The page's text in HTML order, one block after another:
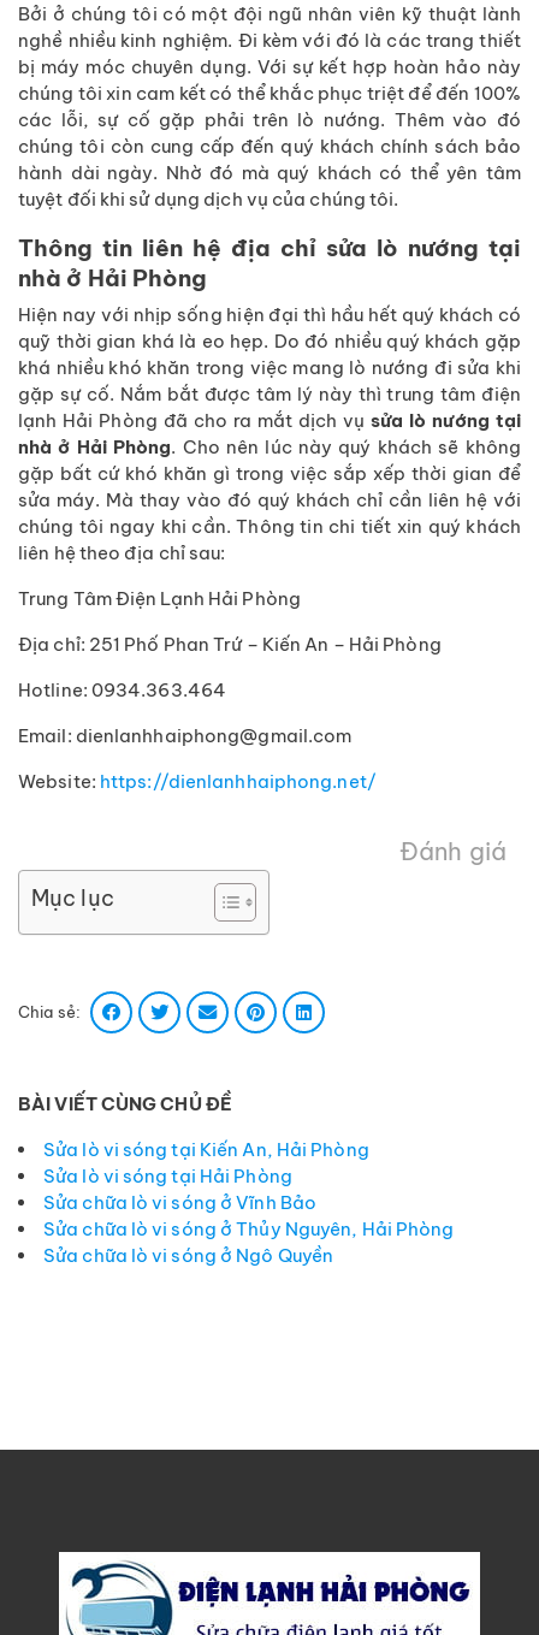
Bởi ở chúng tôi có một đội ngũ nhân viên kỹ thuật lành
nghề nhiều kinh nghiệm. Đi kèm với đó là các trang thiết
bị máy móc chuyên dụng. Với sự kết hợp hoàn hảo này
chúng tôi xin cam kết có thể khắc phục triệt để đến 100%
các lỗi, sự cố gặp phải trên lò nướng. Thêm vào đó
chúng tôi còn cung cấp đến quý khách chính sách bảo
hành dài ngày. Nhờ đó mà quý khách có thể yên tâm
tuyệt đối khi sử dụng dịch vụ của chúng tôi.
Thông tin liên hệ địa chỉ sửa lò nướng tại
nhà ở Hải Phòng
Hiện nay với nhịp sống hiện đại thì hầu hết quý khách có
quỹ thời gian khá là eo hẹp. Do đó nhiều quý khách gặp
khá nhiều khó khăn trong việc mang lò nướng đi sửa khi
gặp sự cố. Nắm bắt được tâm lý này thì trung tâm điện
lạnh Hải Phòng đã cho ra mắt dịch vụsửa lò nướng tại
nhà ở Hải Phòng. Cho nên lúc này quý khách sẽ không
gặp bất cứ khó khăn gì trong việc sắp xếp thời gian để
sửa máy. Mà thay vào đó quý khách chỉ cần liên hệ với
chúng tôi ngay khi cần. Thông tin chi tiết xin quý khách
liên hệ theo địa chỉ sau:
Trung Tâm Điện Lạnh Hải Phòng
Địa chỉ: 251 Phố Phan Trứ – Kiến An – Hải Phòng
Hotline: 0934.363.464
Email: dienlanhhaiphong@gmail.com
Website: https://dienlanhhaiphong.net/
Đánh giá
Mục lục
Chia sẻ:
BÀI VIẾT CÙNG CHỦ ĐỀ
Sửa lò vi sóng tại Kiến An, Hải Phòng
Sửa lò vi sóng tại Hải Phòng
Sửa chữa lò vi sóng ở Vĩnh Bảo
Sửa chữa lò vi sóng ở Thủy Nguyên, Hải Phòng
Sửa chữa lò vi sóng ở Ngô Quyền